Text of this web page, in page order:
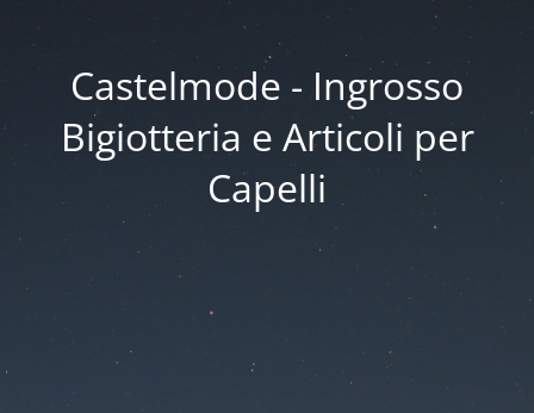
Castelmode - Ingrosso
Bigiotteria e Articoli per
Capelli